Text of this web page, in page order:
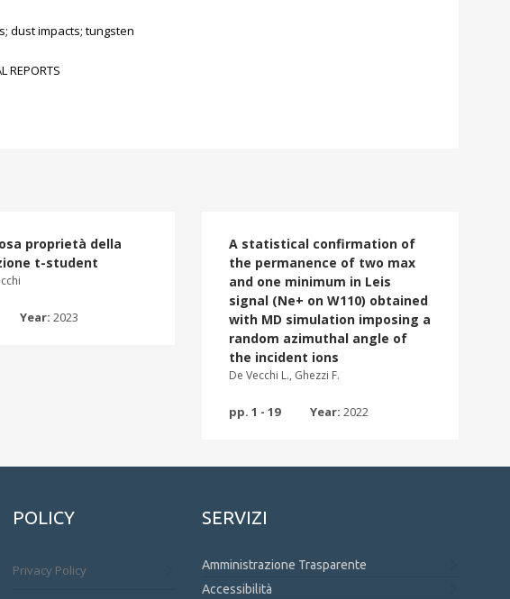
dust impacts; tungsten
REPORTS
proprietà della
t-student
Year: 2023
A statistical confirmation of
the permanence of two max
and one minimum in Leis
signal (Ne+ on W110) obtained
with MD simulation imposing a
random azimuthal angle of
the incident ions
De Vecchi L., Ghezzi F.
pp. 1 - 19 Year: 2022
POLICY
Privacy Policy
SERVIZI
Amministrazione Trasparente
Accessibilità